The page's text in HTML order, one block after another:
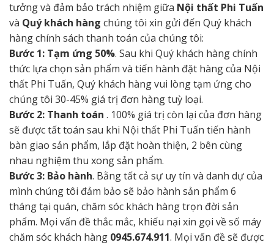
tưởng và đảm bảo trách nhiệm giữa Nội thất Phi Tuấn
và Quý khách hàng chúng tôi xin gửi đến Quý khách
hàng chính sách thanh toán của chúng tôi:
Bước 1: Tạm ứng 50%. Sau khi Quý khách hàng chính
thức lựa chọn sản phẩm và tiến hành đặt hàng của Nội
thất Phi Tuấn, Quý khách hàng vui lòng tạm ứng cho
chúng tôi 30-45% giá trị đơn hàng tuỳ loại.
Bước 2: Thanh toán . 100% giá trị còn lại của đơn hàng
sẽ được tất toán sau khi Nội thất Phi Tuấn tiến hành
bàn giao sản phẩm, lắp đặt hoàn thiện, 2 bên cùng
nhau nghiệm thu xong sản phẩm.
Bước 3: Bảo hành. Bằng tất cả sự uy tín và danh dự của
mình chúng tôi đảm bảo sẽ bảo hành sản phẩm 6
tháng tại quán, chăm sóc khách hàng trọn đời sản
phẩm. Mọi vấn đề thắc mắc, khiếu nại xin gọi về số máy
chăm sóc khách hàng 0945.674.911. Mọi vấn đề sẽ được